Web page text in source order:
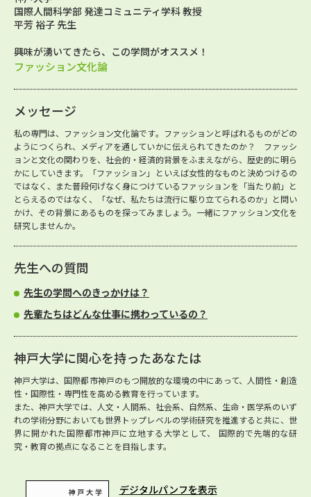
国際人間科学部 発達コミュニティ学科 教授
平芳 裕子 先生
興味が湧いてきたら、この学問がオススメ！
ファッション文化論
メッセージ
私の専門は、ファッション文化論です。ファッションと呼ばれるものがどの
ようにつくられ、メディアを通していかに伝えられてきたのか？ ファッシ
ョンと文化の関わりを、社会的・経済的背景をふまえながら、歴史的に明ら
かにしていきます。「ファッション」といえば女性的なものと決めつけるの
ではなく、また普段何げなく身につけているファッションを「当たり前」と
とらえるのではなく、「なぜ、私たちは流行に駆り立てられるのか」と問い
かけ、その背景にあるものを探ってみましょう。一緒にファッション文化を
研究しませんか。
先生への質問
先生の学問へのきっかけは？
先輩たちはどんな仕事に携わっているの？
神戸大学に関心を持ったあなたは
神戸大学は、国際都市神戸のもつ開放的な環境の中にあって、人間性・創造
性・国際性・専門性を高める教育を行っています。
また、神戸大学では、人文・人間系、社会系、自然系、生命・医学系のいず
れの学術分野においても世界トップレベルの学術研究を推進すると共に、世
界に開かれた国際都市神戸に立地する大学として、 国際的で先端的な研
究・教育の拠点になることを目指します。
デジタルパンフを表示